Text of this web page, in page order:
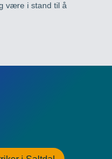
være i stand til å